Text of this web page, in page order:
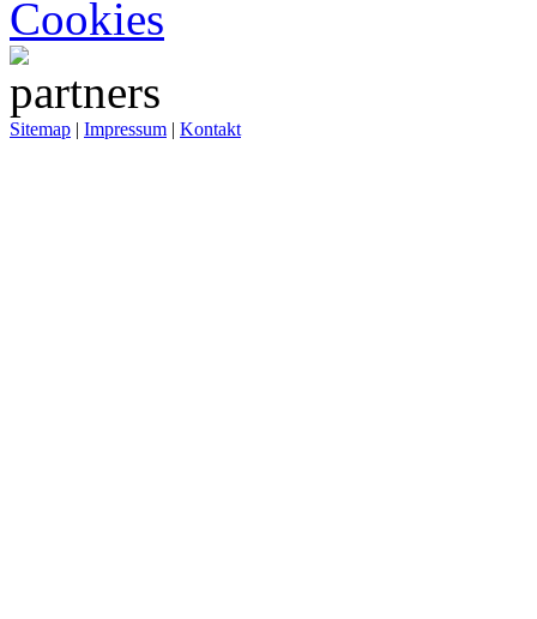
Cookies
Sitemap | Impressum | Kontakt